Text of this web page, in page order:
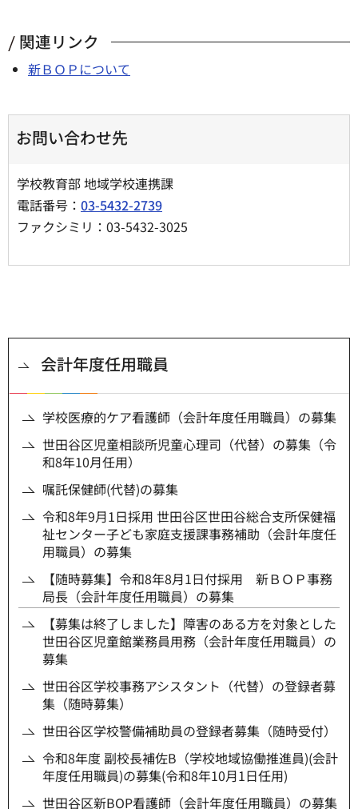
関連リンク
新ＢＯＰについて
お問い合わせ先
学校教育部 地域学校連携課
電話番号： 03-5432-2739
ファクシミリ：03-5432-3025
会計年度任用職員
学校医療的ケア看護師（会計年度任用職員）の募集
世田谷区児童相談所児童心理司（代替）の募集（令
和8年10月任用）
嘱託保健師(代替)の募集
令和8年9月1日採用 世田谷区世田谷総合支所保健福
祉センター子ども家庭支援課事務補助（会計年度任
用職員）の募集
【随時募集】令和8年8月1日付採用 新ＢＯＰ事務
局長（会計年度任用職員）の募集
【募集は終了しました】障害のある方を対象とした
世田谷区児童館業務員用務（会計年度任用職員）の
募集
世田谷区学校事務アシスタント（代替）の登録者募
集（随時募集）
世田谷区学校警備補助員の登録者募集（随時受付）
令和8年度 副校長補佐B（学校地域協働推進員)(会計
年度任用職員)の募集(令和8年10月1日任用)
世田谷区新BOP看護師（会計年度任用職員）の募集